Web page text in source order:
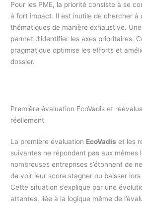
Pour les PME, la priorité consiste à se
à fort impact. Il est inutile de chercher à
thématiques de manière exhaustive.
permet d’identifier les axes prioritaires.
pragmatique optimise les efforts et
dossier.
Première évaluation EcoVadis et
réellement
La première évaluation EcoVadis et les
suivantes ne répondent pas aux mêmes
nombreuses entreprises s’étonnent de
de voir leur score stagner ou baisser lors
Cette situation s’explique par une
attentes, liée à la logique même de